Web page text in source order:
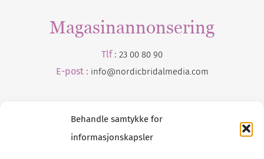
Behandle samtykke for
informasjonskapsler
Magasinannonsering
Tlf : 23 00 80 90
E-post : info@nordicbridalmedia.com